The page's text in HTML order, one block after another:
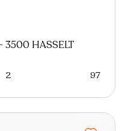
3500 HASSELT
2 97